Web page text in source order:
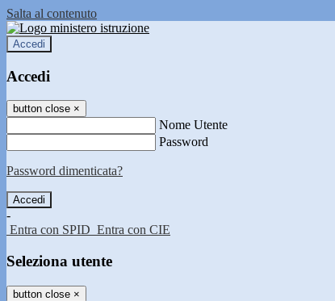
Salta al contenuto
Accedi
Accedi
button close ×
Nome Utente
Password
Password dimenticata?
-
Entra con SPID Entra con CIE
Seleziona utente
button close ×